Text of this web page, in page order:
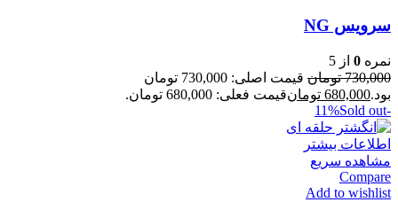
سرویس NG
نمره 0 از 5
730,000 تومان
قیمت اصلی: 730,000 تومان
بود.680,000 تومانقیمت فعلی: 680,000 تومان.
-11%
Sold out
اطلاعات بیشتر
مشاهده سریع
Compare
Add to wishlist